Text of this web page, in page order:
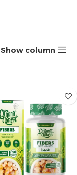
Show column